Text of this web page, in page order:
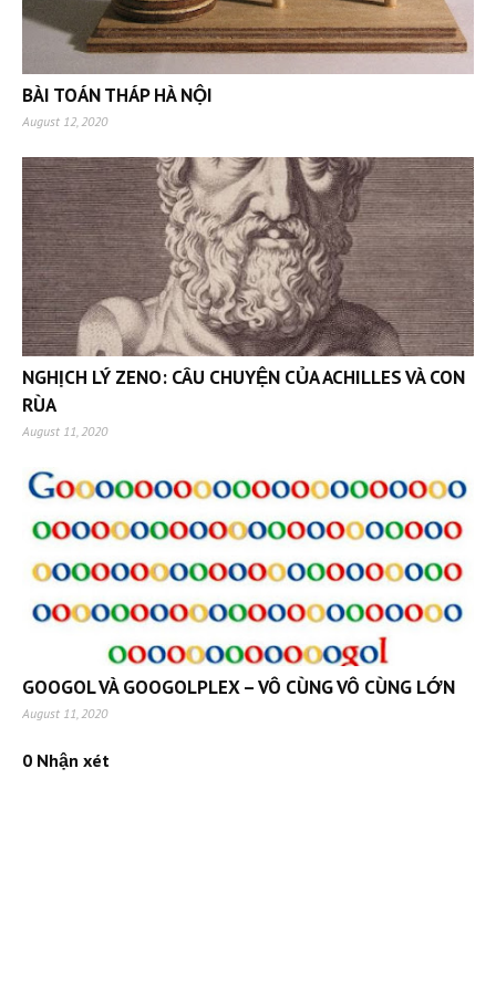
BÀI TOÁN THÁP HÀ NỘI
August 12, 2020
NGHỊCH LÝ ZENO: CÂU CHUYỆN CỦA ACHILLES VÀ CON
RÙA
August 11, 2020
GOOGOL VÀ GOOGOLPLEX – VÔ CÙNG VÔ CÙNG LỚN
August 11, 2020
0 Nhận xét